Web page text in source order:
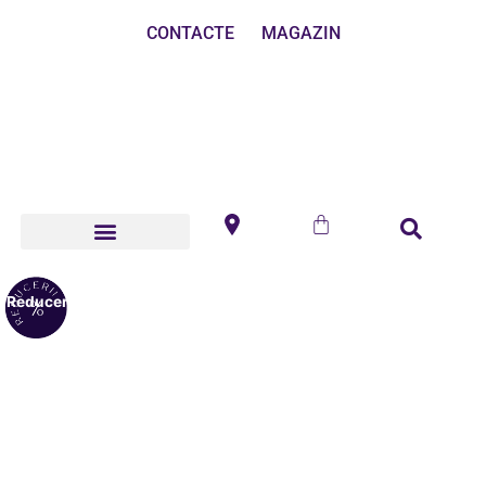
CONTACTE MAGAZIN
Reduceri!